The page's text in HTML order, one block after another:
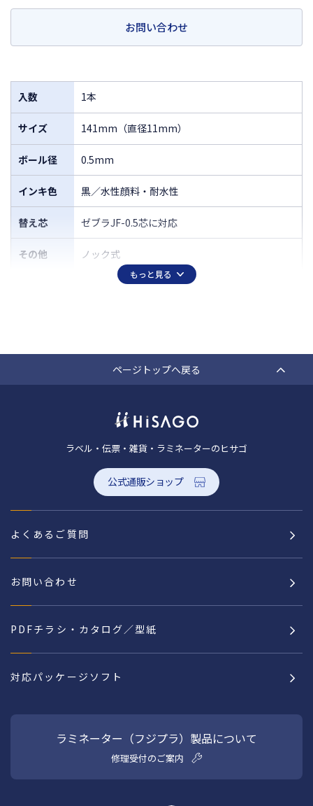
MADE IN JAPAN
お問い合わせ
入数 1本
サイズ 141mm（直径11mm）
ボール径 0.5mm
インキ色 黒／水性顔料・耐水性
替え芯 ゼブラJF-0.5芯に対応
その他 ノック式
もっと見る
ページトップへ戻る
ラベル・伝票・雑貨・ラミネーターのヒサゴ
公式通販ショップ
よくあるご質問
お問い合わせ
PDFチラシ・カタログ／型紙
対応パッケージソフト
ラミネーター（フジプラ）製品について
修理受付のご案内